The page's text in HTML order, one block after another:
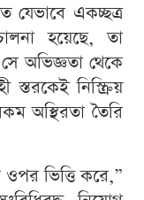
যেভাবে একচ্ছত্র
হয়েছে, তা
সে অভিজ্ঞতা থেকে
স্তরকেই নিস্ক্রিয়
অস্থিরতা তৈরি
ওপর ভিত্তি করে,”